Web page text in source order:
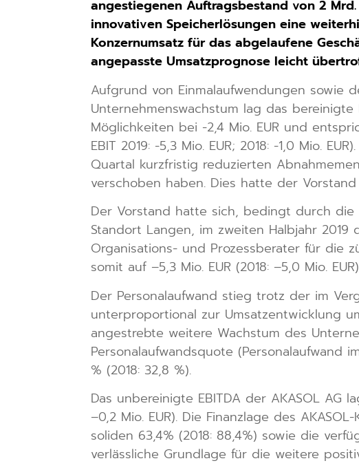
angestiegenen Auftragsbestand von 2
innovativen Speicherlösungen eine
Konzernumsatz für das abgelaufene
angepasste Umsatzprognose leicht
Aufgrund von Einmalaufwendungen sowie
Unternehmenswachstum lag das
Möglichkeiten bei -2,4 Mio. EUR und
EBIT 2019: -5,3 Mio. EUR; 2018: -1,0 Mio.
Quartal kurzfristig reduzierten
verschoben haben. Dies hatte der
Der Vorstand hatte sich, bedingt durch
Standort Langen, im zweiten Halbjahr
Organisations- und Prozessberater für die
somit auf –5,3 Mio. EUR (2018: –5,0 Mio.
Der Personalaufwand stieg trotz der im
unterproportional zur Umsatzentwicklung
angestrebte weitere Wachstum des
Personalaufwandsquote (Personalaufwand
% (2018: 32,8 %).
Das unbereinigte EBITDA der AKASOL AG
–0,2 Mio. EUR). Die Finanzlage des
soliden 63,4% (2018: 88,4%) sowie die
verlässliche Grundlage für die weitere